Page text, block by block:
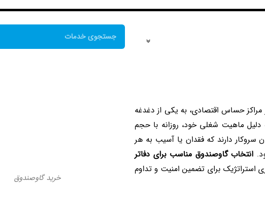
مراکز حساس اقتصادی، به یکی از دغدغه
ماهیت شغلی خود، روزانه با حجم
دارند که فقدان یا آسیب به هر
انتخاب گاوصندوق مناسب برای دفاتر
استراتژیک برای تضمین امنیت و تداوم
خرید گاوصندوق